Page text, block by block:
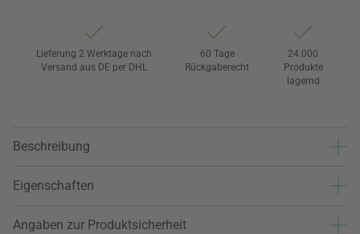
Lieferung 2 Werktage nach
Versand aus DE per DHL
60 Tage
Rückgaberecht
24.000
Produkte
lagernd
Beschreibung
Eigenschaften
Angaben zur Produktsicherheit